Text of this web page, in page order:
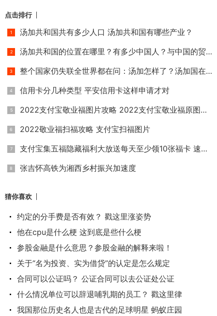
点击排行
汤加共和国共有多少人口 汤加共和国有哪些产业？
汤加共和国的位置在哪里？有多少中国人？与中国的贸易往来怎
整个国家仍失联全世界都在问：汤加怎样了？汤加国在哪里？
信用卡分几种类型 平安信用卡这样申请才对
2022支付宝敬业福图片攻略 2022支付宝敬业福原图大全
2022敬业福扫福攻略 支付宝扫福图片
支付宝集五福隐藏福利大放送每天至少领10张福卡 速领敬业福和
张吉怀高铁为湘西乡村振兴加速度
猜你喜欢
约定的分手费是否有效？ 戳这里涨姿势
他在cpu是什么梗 这到底是些什么梗
参股金融是什么意思？参股金融的解释来啦！
关于“名为投资、实为借贷”的认定是怎么规定
合同可以公证吗？ 公证合同可以去公证处公证
什么情况单位可以辞退哺乳期的员工？ 戳这里律
我国那位历史名人也是古代的足球明星 蚂蚁庄园